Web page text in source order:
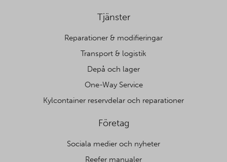
Tjänster
Reparationer & modifieringar
Transport & logistik
Depå och lager
One-Way Service
Kylcontainer reservdelar och reparationer
Företag
Sociala medier och nyheter
Reefer manualer